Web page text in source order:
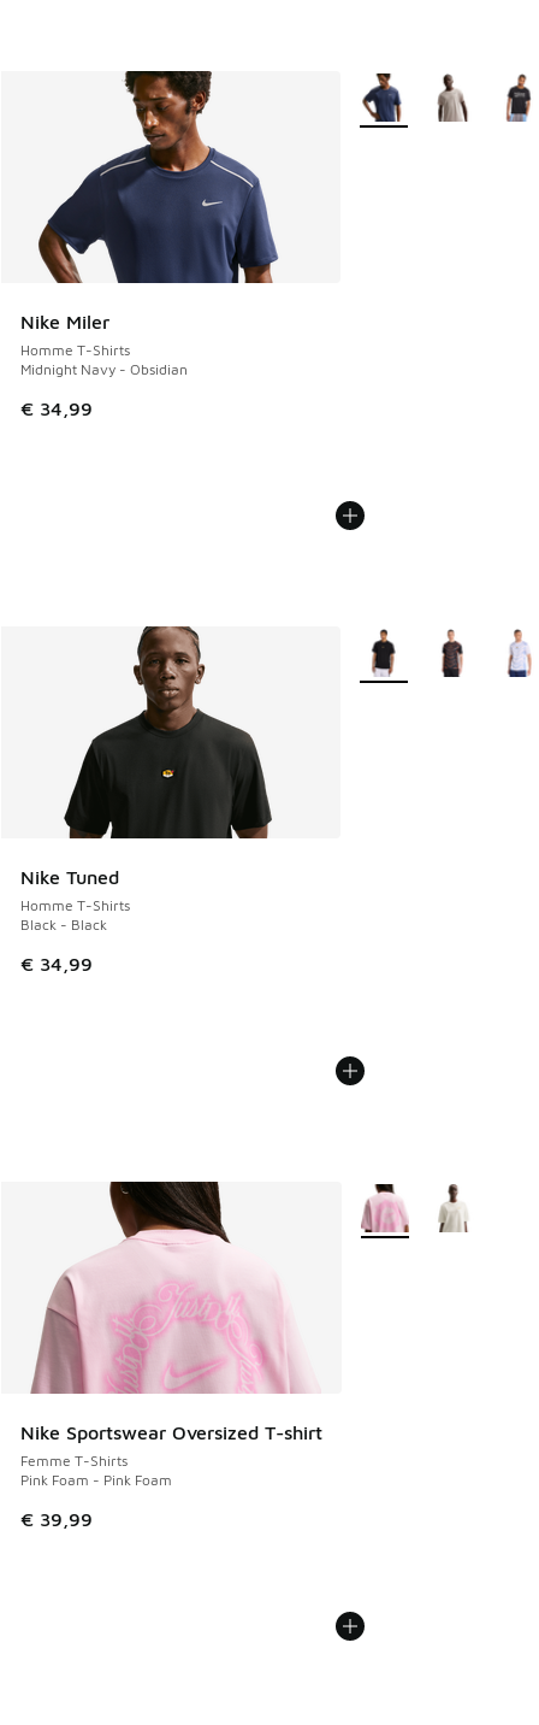
Nike Miler
Homme T-Shirts
Midnight Navy - Obsidian
€ 34,99
Plus de couleurs
Nike Tuned
Homme T-Shirts
Black - Black
€ 34,99
Plus de couleurs
Nike Sportswear Oversized T-shirt
Femme T-Shirts
Pink Foam - Pink Foam
€ 39,99
Plus de couleurs